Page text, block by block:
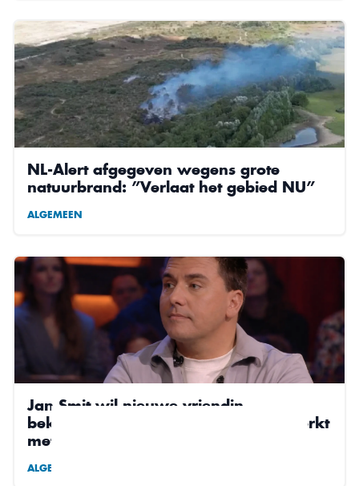
NL-Alert afgegeven wegens grote
natuurbrand: ”Verlaat het gebied NU”
ALGEMEEN
Jan Smit wil nieuwe vriendin
bekendmaken, foto van etentje bewerkt
met AI
ALGEMEEN